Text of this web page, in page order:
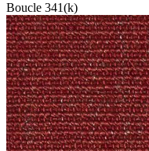
Boucle 341(k)